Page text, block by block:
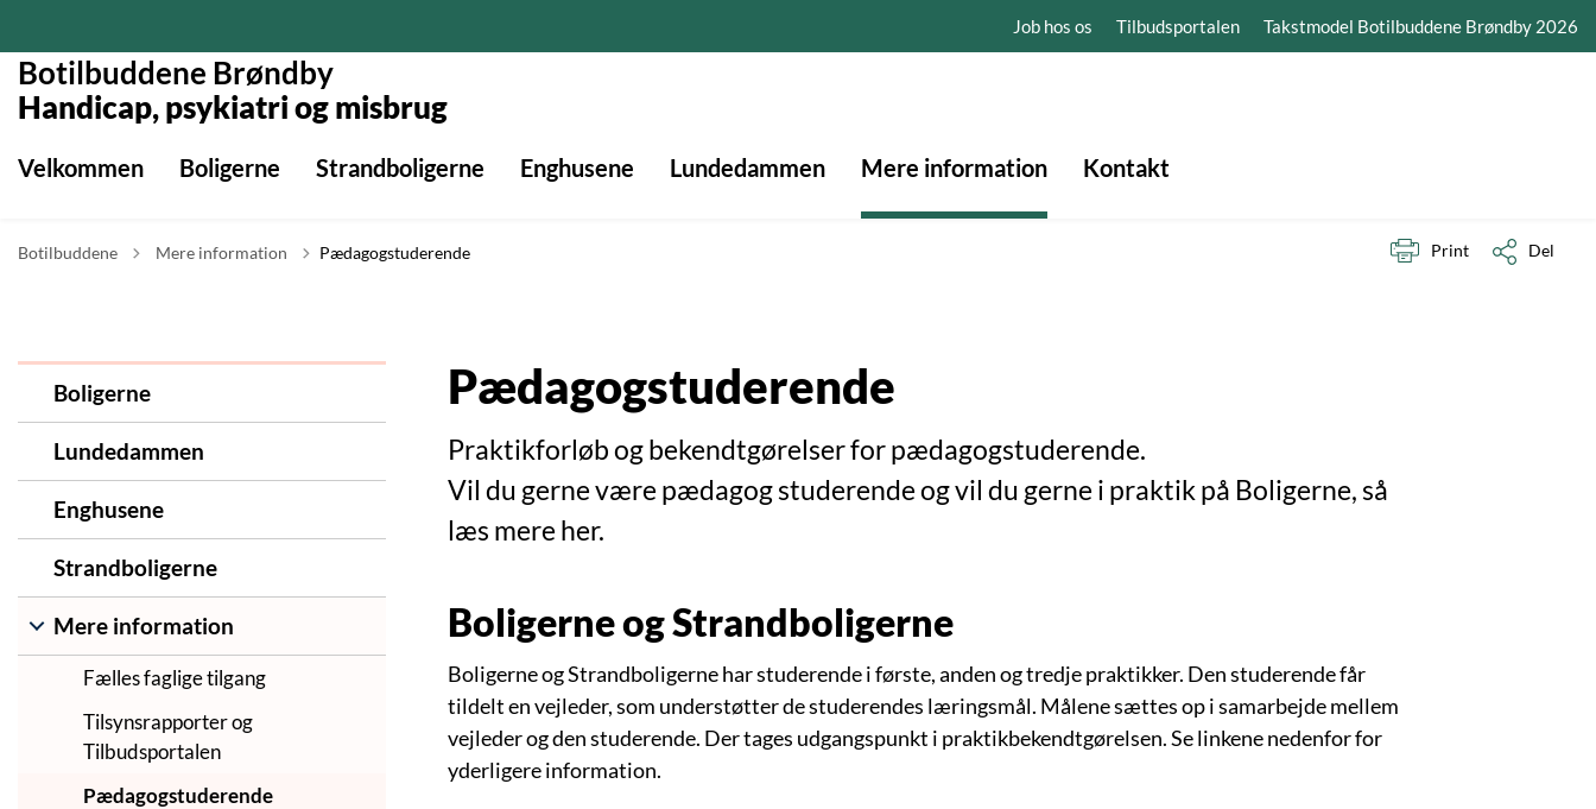
Job hos os Tilbudsportalen Takstmodel Botilbuddene Brøndby 2026
Botilbuddene Brøndby
Handicap, psykiatri og misbrug
Velkommen Boligerne Strandboligerne Enghusene Lundedammen Mere information Kontakt
Botilbuddene Tilbage til
Mere information Pædagogstuderende Print Del
Boligerne
Lundedammen
Enghusene
Strandboligerne
Mere information
Fælles faglige tilgang
Tilsynsrapporter og
Tilbudsportalen
Pædagogstuderende
Pædagogstuderende
Praktikforløb og bekendtgørelser for pædagogstuderende.
Vil du gerne være pædagog studerende og vil du gerne i praktik på Boligerne, så
læs mere her.
Boligerne og Strandboligerne
Boligerne og Strandboligerne har studerende i første, anden og tredje praktikker. Den studerende får
tildelt en vejleder, som understøtter de studerendes læringsmål. Målene sættes op i samarbejde mellem
vejleder og den studerende. Der tages udgangspunkt i praktikbekendtgørelsen. Se linkene nedenfor for
yderligere information.